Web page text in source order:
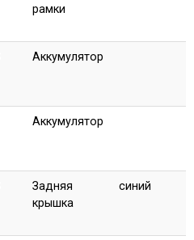
рамки
Аккумулятор
Аккумулятор
Задняя
крышка
синий